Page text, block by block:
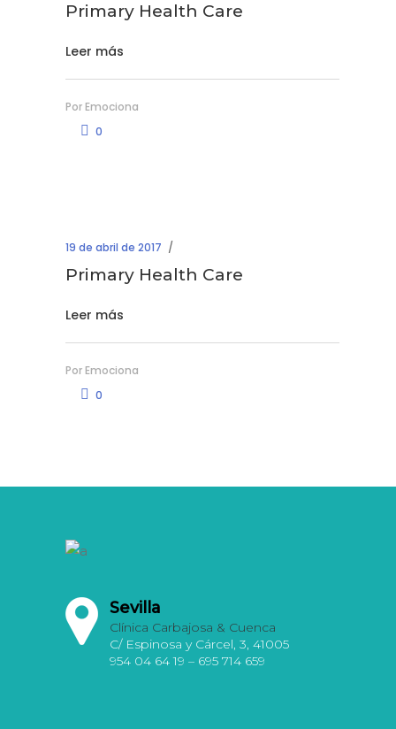
Primary Health Care
Leer más
Por Emociona
0
19 de abril de 2017
Primary Health Care
Leer más
Por Emociona
0
Sevilla
Clínica Carbajosa & Cuenca
C/ Espinosa y Cárcel, 3, 41005
954 04 64 19 – 695 714 659